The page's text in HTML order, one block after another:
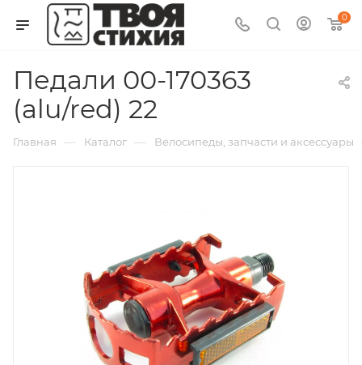
0
Педали 00-170363
(alu/red) 22
Главная — Каталог — Велосипеды, запчасти и аксессуары